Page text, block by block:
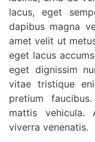
lacus, eget
dapibus magna
amet velit ut
eget lacus
eget dignissim
vitae tristique
pretium
mattis vehicula.
viverra venenatis.